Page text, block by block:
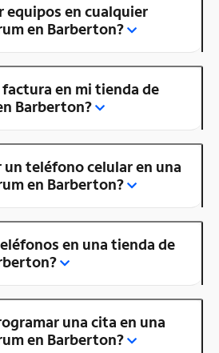
equipos en cualquier
en Barberton?
factura en mi tienda de
Barberton?
un teléfono celular en una
en Barberton?
en una tienda de
una cita en una
en Barberton?